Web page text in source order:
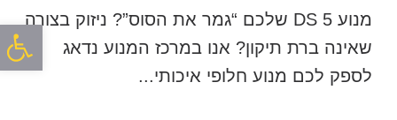
פתחמנוע DS 5 שלכם “גמר את הסוס”? ניזוק בצורה
שאינה ברת תיקון? אנו במרכז המנוע נדאג
לספק לכם מנוע חלופי איכותי...